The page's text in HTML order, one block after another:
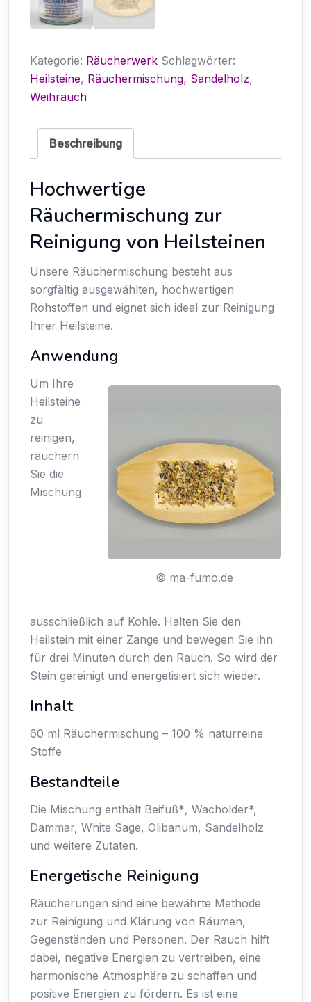
Kategorie: Räucherwerk Schlagwörter:
Heilsteine, Räuchermischung, Sandelholz,
Weihrauch
Beschreibung
Hochwertige
Räuchermischung zur
Reinigung von Heilsteinen
Unsere Räuchermischung besteht aus
sorgfältig ausgewählten, hochwertigen
Rohstoffen und eignet sich ideal zur Reinigung
Ihrer Heilsteine.
Anwendung
© ma-fumo.de
Um Ihre
Heilsteine
zu
reinigen,
räuchern
Sie die
Mischung
ausschließlich auf Kohle. Halten Sie den
Heilstein mit einer Zange und bewegen Sie ihn
für drei Minuten durch den Rauch. So wird der
Stein gereinigt und energetisiert sich wieder.
Inhalt
60 ml Räuchermischung – 100 % naturreine
Stoffe
Bestandteile
Die Mischung enthält Beifuß*, Wacholder*,
Dammar, White Sage, Olibanum, Sandelholz
und weitere Zutaten.
Energetische Reinigung
Räucherungen sind eine bewährte Methode
zur Reinigung und Klärung von Räumen,
Gegenständen und Personen. Der Rauch hilft
dabei, negative Energien zu vertreiben, eine
harmonische Atmosphäre zu schaffen und
positive Energien zu fördern. Es ist eine